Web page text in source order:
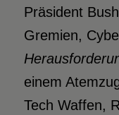
Präsident
Gremien,
einem
Tech Waffen,